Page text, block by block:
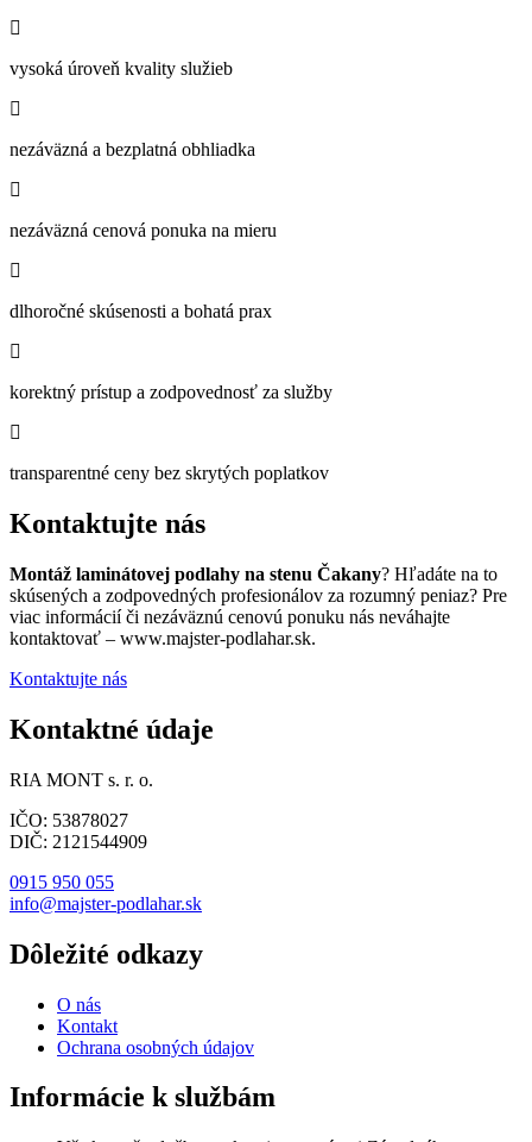
vysoká úroveň kvality služieb
nezáväzná a bezplatná obhliadka
nezáväzná cenová ponuka na mieru
dlhoročné skúsenosti a bohatá prax
korektný prístup a zodpovednosť za služby
transparentné ceny bez skrytých poplatkov
Kontaktujte nás
Montáž laminátovej podlahy na stenu Čakany? Hľadáte na to
skúsených a zodpovedných profesionálov za rozumný peniaz? Pre
viac informácií či nezáväznú cenovú ponuku nás neváhajte
kontaktovať – www.majster-podlahar.sk.
Kontaktujte nás
Kontaktné údaje
RIA MONT s. r. o.
IČO: 53878027
DIČ: 2121544909
0915 950 055
info@majster-podlahar.sk
Dôležité odkazy
O nás
Kontakt
Ochrana osobných údajov
Informácie k službám